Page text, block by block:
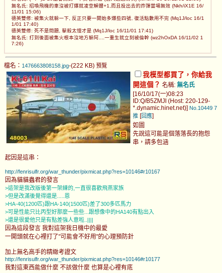
無名氏: 招喚飛機的車沒被打爆就凌空解體+1,而且投出去的炸彈當場無效 (Nkh/iX1E 16/
11/01 15:06)
德英雙修: 被集火就躲一下, 反正只要一開始多爆些四號, 復活點數用不完 (Mq1J/loc 16/1
1/01 17:40)
德英雙修: 死不是問題, 擊殺太慢才是 (Mq1J/loc 16/11/01 17:41)
無名氏: 打到後面被集火根本沒地方躲阿....一重生就立刻被倫幹 (wz2hOxDA 16/11/02 1
7:26)
檔名： 1476663808158.jpg-(222 KB) 預覽
我模型都買了，你給我
開這個？ 名稱: 無名氏
[16/10/17(一)08:23
ID:Q/B5ZMJI (Host: 220-129-
*.dynamic.hinet.net)] No.10449 7
推 [回應]
如圖
先說這可能是個落落長的抱怨
串，請多包涵
起因是這串：
http://fenrisulfr.org/war_thunder/pixmicat.php?res=10146#r10167
因為貓貓蟲君的發言
>這架是我改版後第一架練的,一直很喜歡飛燕家族
>但是改滿後覺得還是.....恩
>HA-40(1200匹)跟HA-140(1500匹)差了300多匹馬力
>可是性能只比丙型好那麼一些些...跟想像中的HA140有點出入
>還是很愛他只是有點差強人意啦..||||
因為這段發言 我對這架我日機中的最愛
一開頭就在心裡打了"可能會不好用"的心理預防針
加上無名高手的精緻考證文
http://fenrisulfr.org/war_thunder/pixmicat.php?res=10146#r10177
我對這東西能做什麼 不該做什麼 也算是心裡有底